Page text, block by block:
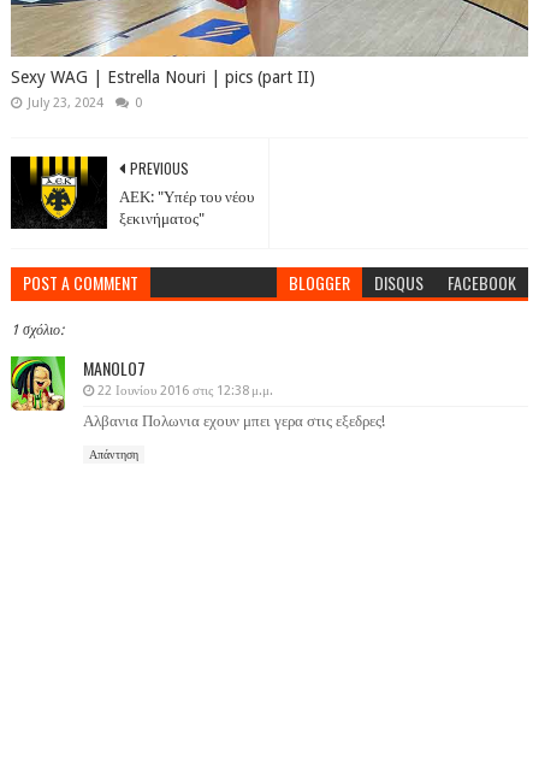
Sexy WAG | Estrella Nouri | pics (part II)
July 23, 2024 0
PREVIOUS
ΑΕΚ: "Υπέρ του νέου
ξεκινήματος"
POST A COMMENT BLOGGER DISQUS FACEBOOK
1 σχόλιο:
MANOLO7
22 Ιουνίου 2016 στις 12:38 μ.μ.
Αλβανια Πολωνια εχουν μπει γερα στις εξεδρες!
Απάντηση